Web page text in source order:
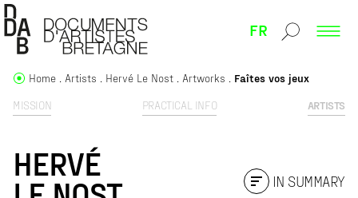
FR
MISSION PRACTICAL INFO ARTISTS
Home Artists Hervé Le Nost Artworks Faîtes vos jeux
HERVÉ IN SUMMARY